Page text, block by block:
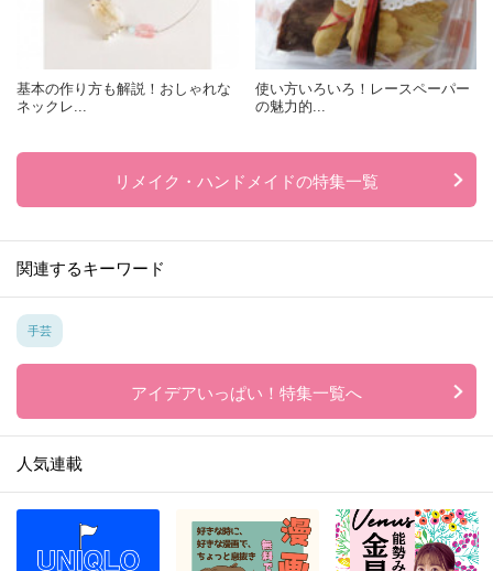
基本の作り方も解説！おしゃれな
ネックレ...
使い方いろいろ！レースペーパー
の魅力的...
リメイク・ハンドメイドの特集一覧
関連するキーワード
手芸
アイデアいっぱい！特集一覧へ
人気連載